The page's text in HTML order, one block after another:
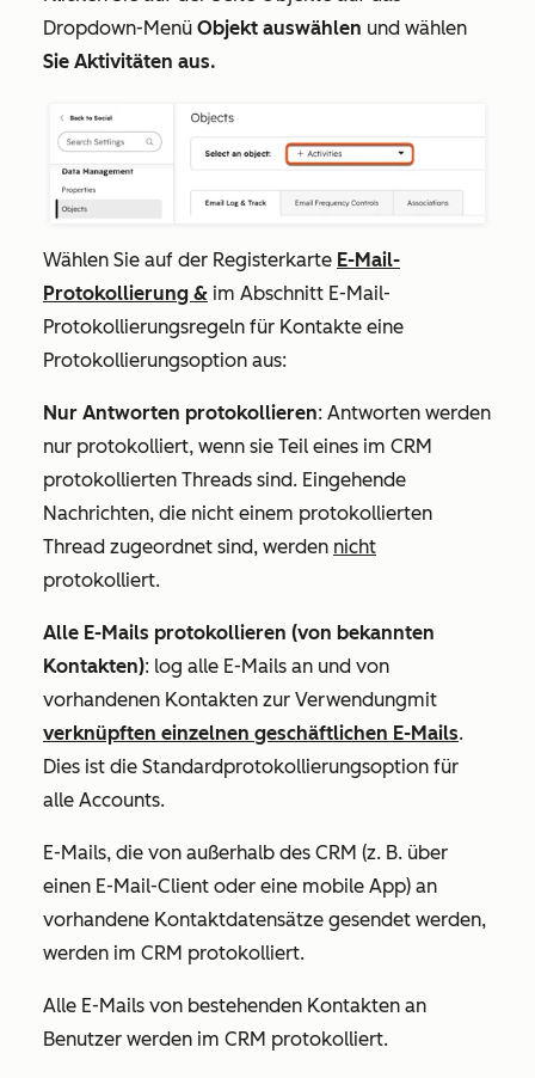
Dropdown-Menü Objekt auswählen und wählen
Sie Aktivitäten aus.
Wählen Sie auf der Registerkarte E-Mail-
Protokollierung & im Abschnitt E-Mail-
Protokollierungsregeln für Kontakte eine
Protokollierungsoption aus:
Nur Antworten protokollieren: Antworten werden
nur protokolliert, wenn sie Teil eines im CRM
protokollierten Threads sind. Eingehende
Nachrichten, die nicht einem protokollierten
Thread zugeordnet sind, werden nicht
protokolliert.
Alle E-Mails protokollieren (von bekannten
Kontakten): log alle E-Mails an und von
vorhandenen Kontakten zur Verwendungmit
verknüpften einzelnen geschäftlichen E-Mails.
Dies ist die Standardprotokollierungsoption für
alle Accounts.
E-Mails, die von außerhalb des CRM (z. B. über
einen E-Mail-Client oder eine mobile App) an
vorhandene Kontaktdatensätze gesendet werden,
werden im CRM protokolliert.
Alle E-Mails von bestehenden Kontakten an
Benutzer werden im CRM protokolliert.